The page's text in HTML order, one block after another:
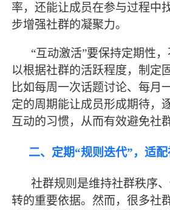
率，还能让成员在参与过程中
步增强社群的凝聚力。
“互动激活”要保持定期性
以根据社群的活跃程度，制定
比如每周一次话题讨论、每月
定的周期能让成员形成期待，
互动的习惯，从而有效避免社
二、定期“规则迭代”，适
社群规则是维持社群秩序
转的重要依据。然而，很多社